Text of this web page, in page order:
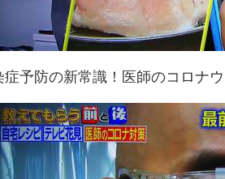
症予防の新常識！医師のコロナ